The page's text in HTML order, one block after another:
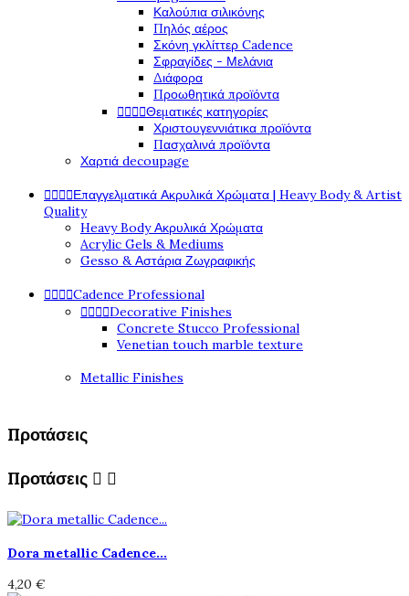
Καλούπια σιλικόνης
Πηλός αέρος
Σκόνη γκλίττερ Cadence
Σφραγίδες - Μελάνια
Διάφορα
Προωθητικά προϊόντα
Θεματικές κατηγορίες
Χριστουγεννιάτικα προϊόντα
Πασχαλινά προϊόντα
Χαρτιά decoupage
Επαγγελματικά Ακρυλικά Χρώματα | Heavy Body & Artist
Quality
Heavy Body Ακρυλικά Χρώματα
Acrylic Gels & Mediums
Gesso & Αστάρια Ζωγραφικής
Cadence Professional
Decorative Finishes
Concrete Stucco Professional
Venetian touch marble texture
Metallic Finishes
Προτάσεις
Προτάσεις  
Dora metallic Cadence...
4,20 €